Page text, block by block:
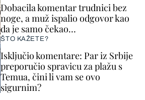
Dobacila komentar trudnici bez
noge, a muž ispalio odgovor kao
da je samo čekao…
ŠTO KAŽETE?
Isključio komentare: Par iz Srbije
preporučio spravicu za plažu s
Temua, čini li vam se ovo
sigurnim?